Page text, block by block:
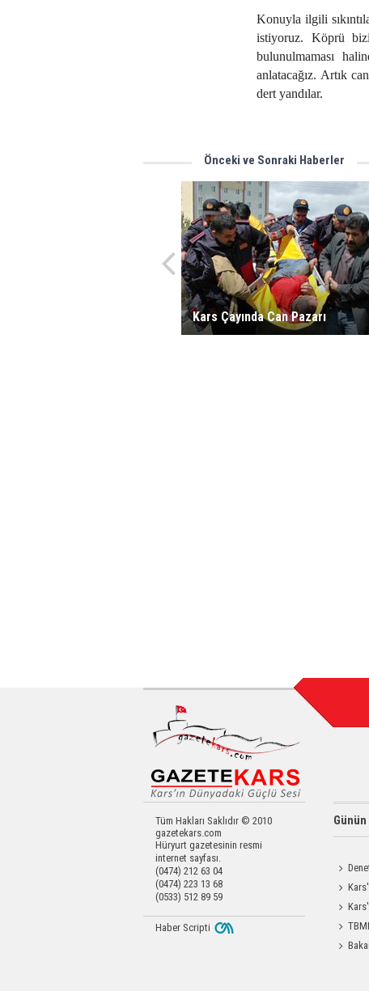
Konuyla ilgili
istiyoruz. Köprü
bulunulmaması
anlatacağız. Artık
dert yandılar.
Önceki ve Sonraki Haberler
Kars Çayında Can Pazarı
Tüm Hakları Saklıdır © 2010
gazetekars.com
Hüryurt gazetesinin resmi
internet sayfası.
(0474) 212 63 04
(0474) 223 13 68
(0533) 512 89 59
Okula
Yatırıldı
Haber Scripti